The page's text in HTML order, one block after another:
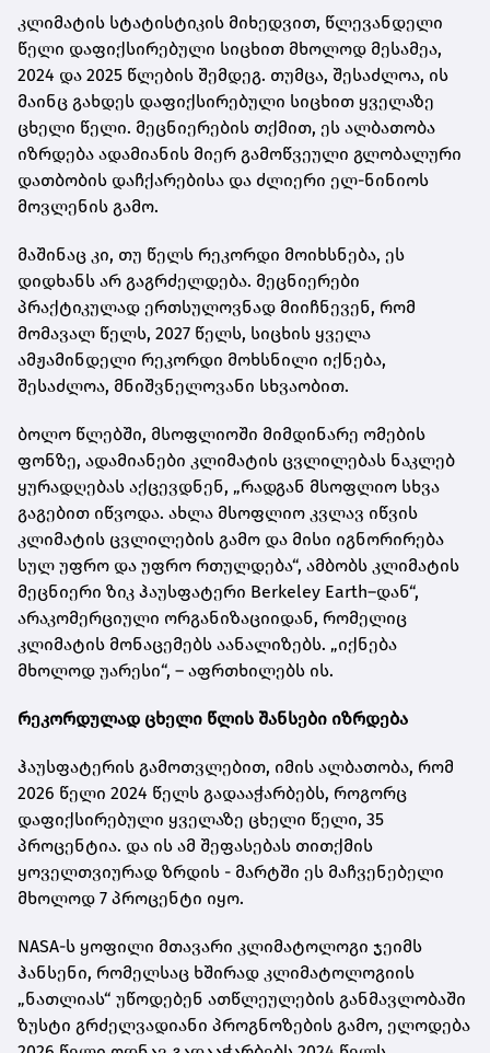
კლიმატის სტატისტიკის მიხედვით, წლევანდელი
წელი დაფიქსირებული სიცხით მხოლოდ მესამეა,
2024 და 2025 წლების შემდეგ. თუმცა, შესაძლოა, ის
მაინც გახდეს დაფიქსირებული სიცხით ყველაზე
ცხელი წელი. მეცნიერების თქმით, ეს ალბათობა
იზრდება ადამიანის მიერ გამოწვეული გლობალური
დათბობის დაჩქარებისა და ძლიერი ელ-ნინიოს
მოვლენის გამო.
მაშინაც კი, თუ წელს რეკორდი მოიხსნება, ეს
დიდხანს არ გაგრძელდება. მეცნიერები
პრაქტიკულად ერთსულოვნად მიიჩნევენ, რომ
მომავალ წელს, 2027 წელს, სიცხის ყველა
ამჟამინდელი რეკორდი მოხსნილი იქნება,
შესაძლოა, მნიშვნელოვანი სხვაობით.
ბოლო წლებში, მსოფლიოში მიმდინარე ომების
ფონზე, ადამიანები კლიმატის ცვლილებას ნაკლებ
ყურადღებას აქცევდნენ, „რადგან მსოფლიო სხვა
გაგებით იწვოდა. ახლა მსოფლიო კვლავ იწვის
კლიმატის ცვლილების გამო და მისი იგნორირება
სულ უფრო და უფრო რთულდება“, ამბობს კლიმატის
მეცნიერი ზიკ ჰაუსფატერი Berkeley Earth–დან“,
არაკომერციული ორგანიზაციიდან, რომელიც
კლიმატის მონაცემებს აანალიზებს. „იქნება
მხოლოდ უარესი“, – აფრთხილებს ის.
რეკორდულად ცხელი წლის შანსები იზრდება
ჰაუსფატერის გამოთვლებით, იმის ალბათობა, რომ
2026 წელი 2024 წელს გადააჭარბებს, როგორც
დაფიქსირებული ყველაზე ცხელი წელი, 35
პროცენტია. და ის ამ შეფასებას თითქმის
ყოველთვიურად ზრდის - მარტში ეს მაჩვენებელი
მხოლოდ 7 პროცენტი იყო.
NASA-ს ყოფილი მთავარი კლიმატოლოგი ჯეიმს
ჰანსენი, რომელსაც ხშირად კლიმატოლოგიის
„ნათლიას“ უწოდებენ ათწლეულების განმავლობაში
ზუსტი გრძელვადიანი პროგნოზების გამო, ელოდება